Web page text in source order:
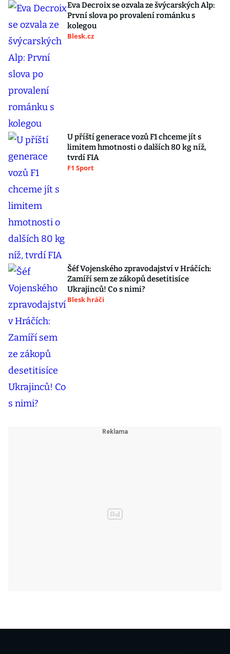
Eva Decroix se ozvala ze švýcarských Alp:
První slova po provalení románku s
kolegou
Blesk.cz
U příští generace vozů F1 chceme jít s
limitem hmotnosti o dalších 80 kg níž,
tvrdí FIA
F1 Sport
Šéf Vojenského zpravodajství v Hráčích:
Zamíří sem ze zákopů desetitisíce
Ukrajinců! Co s nimi?
Blesk hráči